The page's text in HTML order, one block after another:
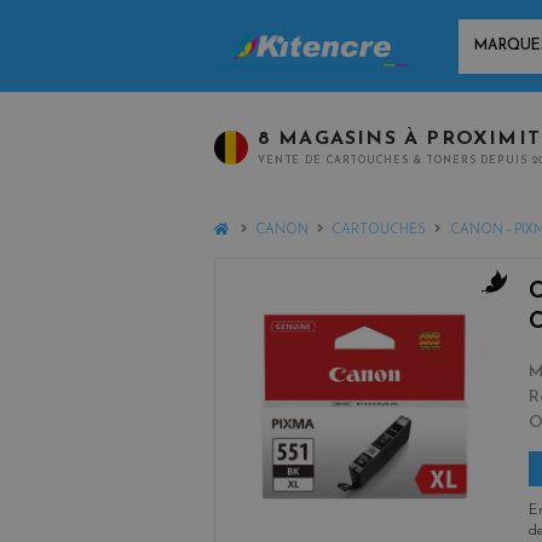
8 MAGASINS À
VENTE DE CARTOUCHES & TONERS DEPUIS
HOMECANON CARTOUCHES CANON -